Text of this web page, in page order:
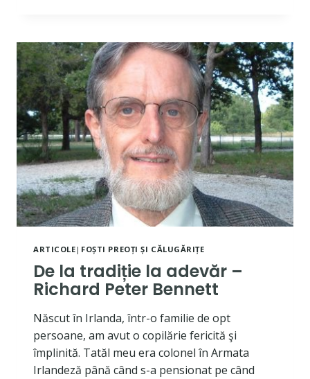
BISERICA
ROMEI
ARTICOLE | FOȘTI PREOȚI ȘI CĂLUGĂRIȚE
De la tradiție la adevăr –
Richard Peter Bennett
Născut în Irlanda, într-o familie de opt
persoane, am avut o copilărie fericită şi
împlinită. Tatăl meu era colonel în Armata
Irlandeză până când s-a pensionat pe când